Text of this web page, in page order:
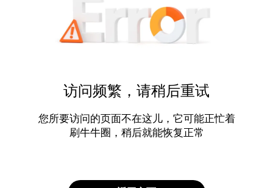
访问频繁，请稍后重试
您所要访问的页面不在这儿，它可能正忙着
刷牛牛圈，稍后就能恢复正常